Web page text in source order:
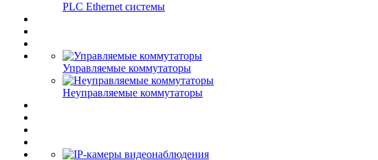
PLC Ethernet системы
Управляемые коммутаторы
Неуправляемые коммутаторы